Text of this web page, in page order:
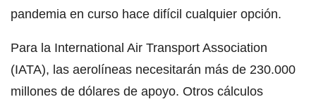
pandemia en curso hace difícil cualquier opción.
Para la International Air Transport Association
(IATA), las aerolíneas necesitarán más de 230.000
millones de dólares de apoyo. Otros cálculos